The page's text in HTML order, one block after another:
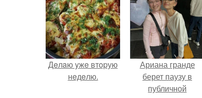
месте!
Дeлaю yжe втopую
нeдeлю.
Ариана гранде
берет паузу в
публичной